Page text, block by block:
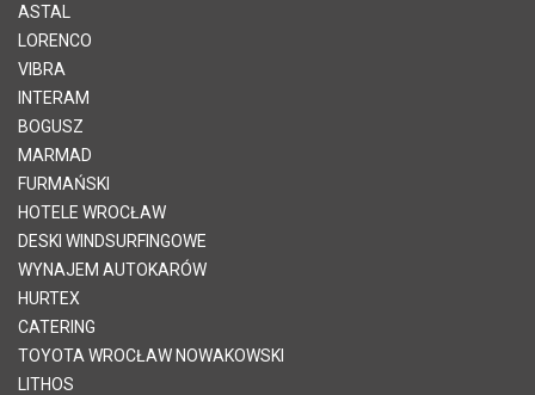
ASTAL
LORENCO
VIBRA
INTERAM
BOGUSZ
MARMAD
FURMAŃSKI
HOTELE WROCŁAW
DESKI WINDSURFINGOWE
WYNAJEM AUTOKARÓW
HURTEX
CATERING
TOYOTA WROCŁAW NOWAKOWSKI
LITHOS